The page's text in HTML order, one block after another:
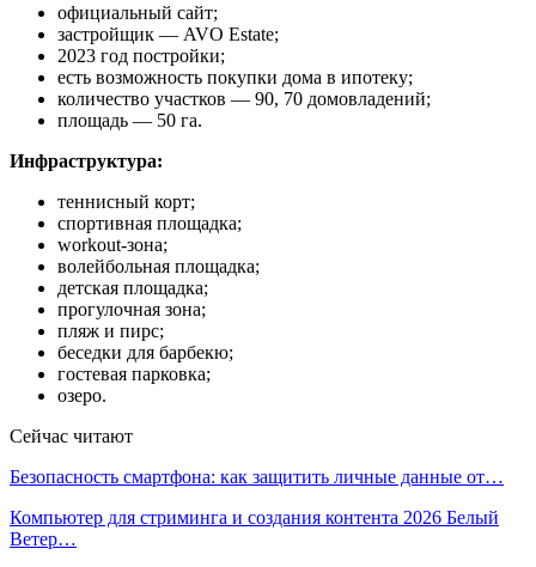
официальный сайт;
застройщик ― AVO Estate;
2023 год постройки;
есть возможность покупки дома в ипотеку;
количество участков ― 90, 70 домовладений;
площадь ― 50 га.
Инфраструктура:
теннисный корт;
спортивная площадка;
workout-зона;
волейбольная площадка;
детская площадка;
прогулочная зона;
пляж и пирс;
беседки для барбекю;
гостевая парковка;
озеро.
Сейчас читают
Безопасность смартфона: как защитить личные данные от…
Компьютер для стриминга и создания контента 2026 Белый
Ветер…